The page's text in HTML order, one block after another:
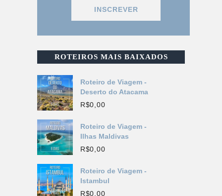
ROTEIROS MAIS BAIXADOS
Roteiro de Viagem -
Deserto do Atacama
R$0,00
Roteiro de Viagem -
Ilhas Maldivas
R$0,00
Roteiro de Viagem -
Istambul
R$0,00